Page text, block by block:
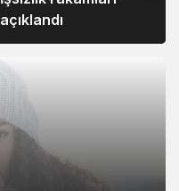
açıklandı